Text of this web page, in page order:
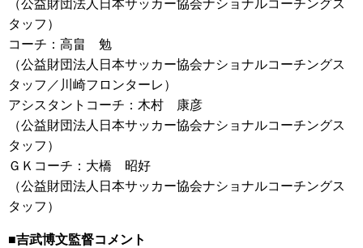
（公益財団法人日本サッカー協会ナショナルコーチングス
タッフ）
コーチ：高畠 勉
（公益財団法人日本サッカー協会ナショナルコーチングス
タッフ／川崎フロンターレ）
アシスタントコーチ：木村 康彦
（公益財団法人日本サッカー協会ナショナルコーチングス
タッフ）
ＧＫコーチ：大橋 昭好
（公益財団法人日本サッカー協会ナショナルコーチングス
タッフ）
■吉武博文監督コメント